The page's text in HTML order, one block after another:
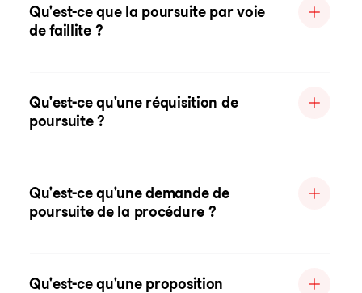
Qu'est-ce que la poursuite par voie
de faillite ?
Qu'est-ce qu'une réquisition de
poursuite ?
Qu'est-ce qu'une demande de
poursuite de la procédure ?
Qu'est-ce qu'une proposition